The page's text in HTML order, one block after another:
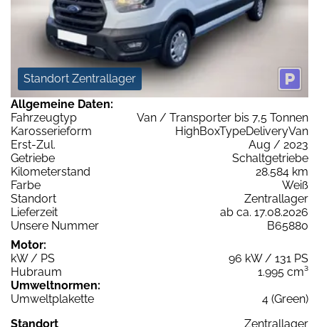
Standort Zentrallager
Allgemeine Daten:
Fahrzeugtyp
Van / Transporter bis 7,5 Tonnen
Karosserieform
HighBoxTypeDeliveryVan
Erst-Zul.
Aug / 2023
Getriebe
Schaltgetriebe
Kilometerstand
28.584 km
Farbe
Weiß
Standort
Zentrallager
Lieferzeit
ab ca. 17.08.2026
Unsere Nummer
B65880
Motor:
kW / PS
96 kW / 131 PS
Hubraum
1.995 cm³
Umweltnormen:
Umweltplakette
4 (Green)
Standort
Zentrallager